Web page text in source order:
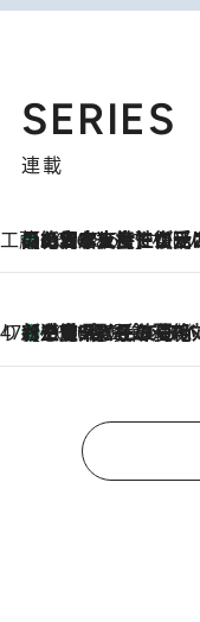
SERIES
連載
工藤まやのおもてなし
2026.8.6
【ハワイ土産】ローカルの絶大な支持で復活！ 絶品の幻クッキー《元ファンの日本人女性が受け継いだ名店》
47都道府県の手みやげ ひんやりスイーツで夏を満喫
2026.8.6
【三重県】この夏絶対食べたい 冷やしておいしいおやつ3選 お餅×アイスの新感覚スイーツ